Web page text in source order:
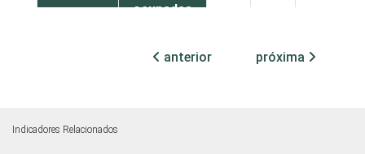
ocupadas
Não
87
Estudos para o Desenvolvimento da
anterior próxima
Indicadores Relacionados